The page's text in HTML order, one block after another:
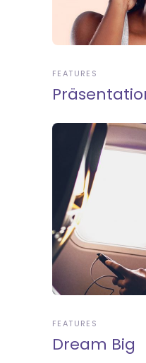
FEATURES
FEATURES
Dream Big